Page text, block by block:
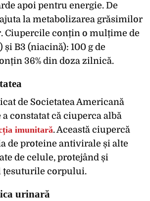
apoi pentru energie. De
la metabolizarea grăsimilor
Ciupercile conțin o mulțime de
B3 (niacină): 100 g de
36% din doza zilnică.
de Societatea Americană
constatat că ciuperca albă
imunitară. Această ciupercă
de proteine ​​antivirale și alte
de celule, protejând și
țesuturile corpului.
urinară